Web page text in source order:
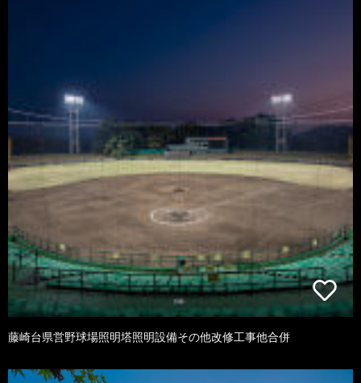
藤崎台県営野球場照明塔照明設備その他改修工事他合併